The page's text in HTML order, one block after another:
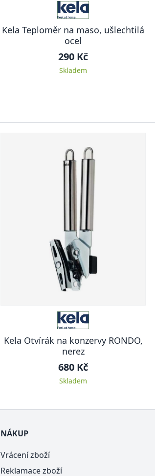
Kela Teploměr na maso, ušlechtilá
ocel
290 Kč
Skladem
Kela Otvírák na konzervy RONDO,
nerez
680 Kč
Skladem
NÁKUP
Vrácení zboží
Reklamace zboží